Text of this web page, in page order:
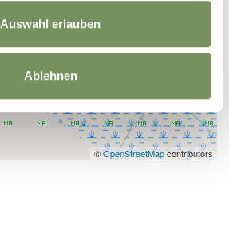
Auswahl erlauben
Ablehnen
©OpenStreetMapcontributors